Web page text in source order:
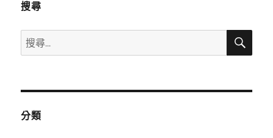
搜尋
搜
尋
鍵
搜
分類